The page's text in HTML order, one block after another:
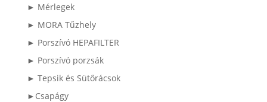
► Mérlegek
► MORA Tűzhely
► Porszívó HEPAFILTER
► Porszívó porzsák
► Tepsik és Sütőrácsok
►Csapágy